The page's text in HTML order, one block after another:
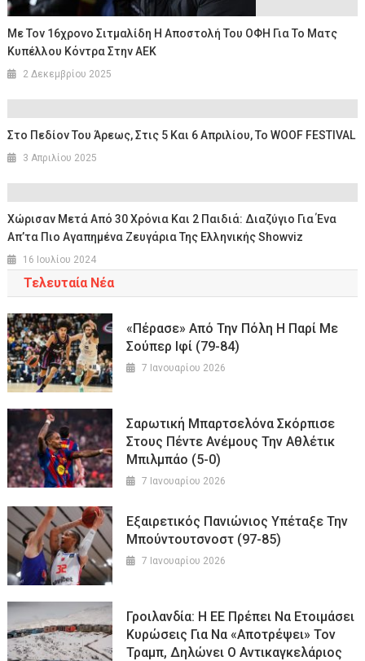
Με Τον 16χρονο Σιτμαλίδη Η Αποστολή Του ΟΦΗ Για Το Ματς
Κυπέλλου Κόντρα Στην ΑΕΚ
2 Δεκεμβρίου 2025
Στο Πεδίον Του Άρεως, Στις 5 Και 6 Απριλίου, Το WOOF FESTIVAL
3 Απριλίου 2025
Χώρισαν Μετά Από 30 Χρόνια Και 2 Παιδιά: Διαζύγιο Για Ένα
Απ’τα Πιο Αγαπημένα Ζευγάρια Της Ελληνικής Showviz
16 Ιουλίου 2024
Τελευταία Νέα
«Πέρασε» Από Την Πόλη Η Παρί Με
Σούπερ Ιφί (79-84)
7 Ιανουαρίου 2026
Σαρωτική Μπαρτσελόνα Σκόρπισε
Στους Πέντε Ανέμους Την Αθλέτικ
Μπιλμπάο (5-0)
7 Ιανουαρίου 2026
Εξαιρετικός Πανιώνιος Υπέταξε Την
Μπούντουτσνοστ (97-85)
7 Ιανουαρίου 2026
Γροιλανδία: Η ΕΕ Πρέπει Να Ετοιμάσει
Κυρώσεις Για Να «αποτρέψει» Τον
Τραμπ, Δηλώνει Ο Αντικαγκελάριος